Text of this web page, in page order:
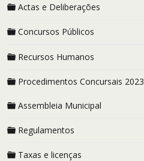
Actas e Deliberações
Concursos Públicos
Recursos Humanos
Procedimentos Concursais 2023
Assembleia Municipal
Regulamentos
Taxas e licenças